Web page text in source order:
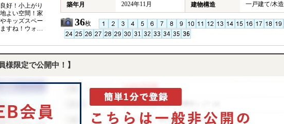
好！小上がり
よい空間！家
キッズスペー
すね！ウォー
築年月 2024年11月 建物構造 一戸建て/木造
36枚
様限定で公開中！】